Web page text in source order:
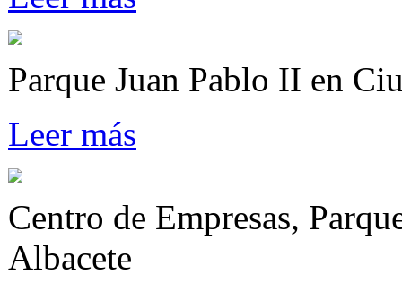
Parque Juan Pablo II en
Leer más
Centro de Empresas,
Albacete